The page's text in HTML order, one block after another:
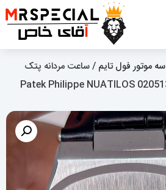
سه موتور فول تایم / ساعت مردانه پتک